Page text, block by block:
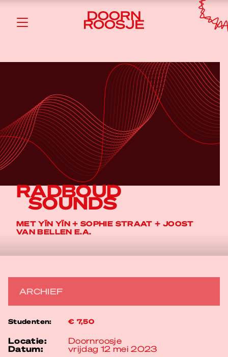
RADBOUD
SOUNDS
MET YĪN YĪN + SOPHIE STRAAT + JOOST
VAN BELLEN E.A.
ARCHIEF
Studenten: € 7,50
locatie: Doornroosje
datum:
vrijdag 12 mei 2023